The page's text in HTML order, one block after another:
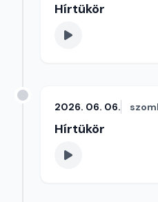
Hírtükör
2026. 06. 06.
Hírtükör